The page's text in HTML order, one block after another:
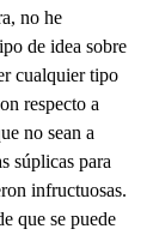
no he
de idea sobre
cualquier tipo
respecto a
no sean a
súplicas para
infructuosas.
que se puede